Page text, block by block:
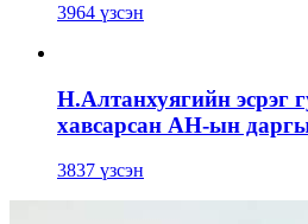
3964 үзсэн
Н.Алтанхуягийн эсрэг
хавсарсан АН-ын
3837 үзсэн